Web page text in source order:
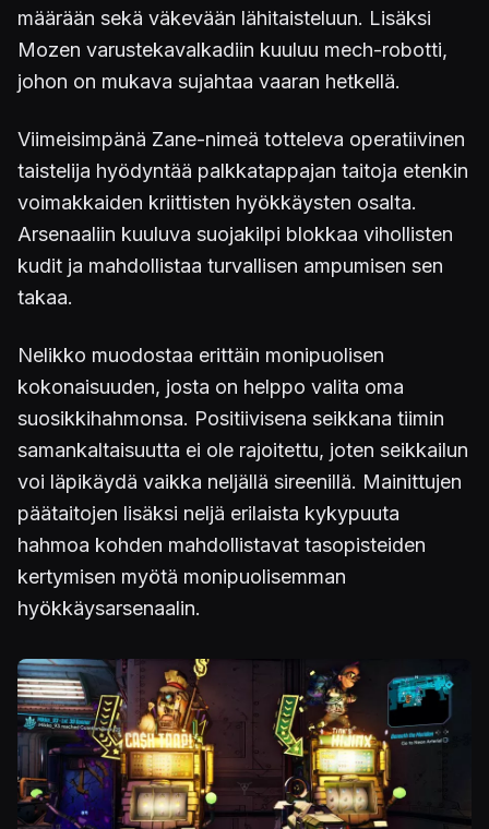
määrään sekä väkevään lähitaisteluun. Lisäksi
Mozen varustekavalkadiin kuuluu mech-robotti,
johon on mukava sujahtaa vaaran hetkellä.
Viimeisimpänä Zane-nimeä totteleva operatiivinen
taistelija hyödyntää palkkatappajan taitoja etenkin
voimakkaiden kriittisten hyökkäysten osalta.
Arsenaaliin kuuluva suojakilpi blokkaa vihollisten
kudit ja mahdollistaa turvallisen ampumisen sen
takaa.
Nelikko muodostaa erittäin monipuolisen
kokonaisuuden, josta on helppo valita oma
suosikkihahmonsa. Positiivisena seikkana tiimin
samankaltaisuutta ei ole rajoitettu, joten seikkailun
voi läpikäydä vaikka neljällä sireenillä. Mainittujen
päätaitojen lisäksi neljä erilaista kykypuuta
hahmoa kohden mahdollistavat tasopisteiden
kertymisen myötä monipuolisemman
hyökkäysarsenaalin.
Kuva